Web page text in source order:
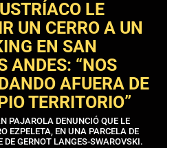
LE
UN CERRO A UN
EN SAN
ANDES: “NOS
AFUERA DE
TERRITORIO”
PAJAROLA DENUNCIÓ QUE LE
EZPELETA, EN UNA PARCELA DE
GERNOT LANGES-SWAROVSKI.